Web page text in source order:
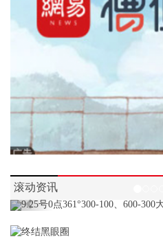
滚动资讯
Previous